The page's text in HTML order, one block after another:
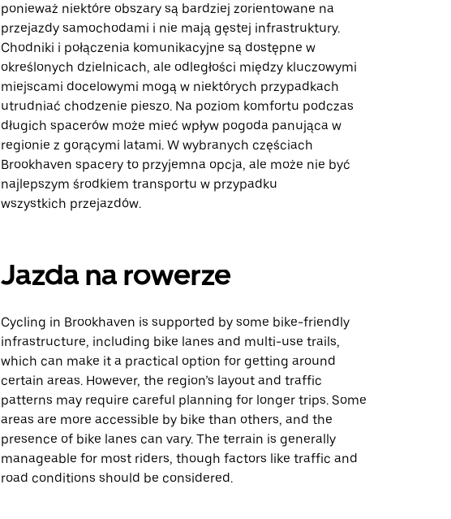
ponieważ niektóre obszary są bardziej zorientowane na
przejazdy samochodami i nie mają gęstej infrastruktury.
Chodniki i połączenia komunikacyjne są dostępne w
określonych dzielnicach, ale odległości między kluczowymi
miejscami docelowymi mogą w niektórych przypadkach
utrudniać chodzenie pieszo. Na poziom komfortu podczas
długich spacerów może mieć wpływ pogoda panująca w
regionie z gorącymi latami. W wybranych częściach
Brookhaven spacery to przyjemna opcja, ale może nie być
najlepszym środkiem transportu w przypadku
wszystkich przejazdów.
Jazda na rowerze
Cycling in Brookhaven is supported by some bike-friendly
infrastructure, including bike lanes and multi-use trails,
which can make it a practical option for getting around
certain areas. However, the region’s layout and traffic
patterns may require careful planning for longer trips. Some
areas are more accessible by bike than others, and the
presence of bike lanes can vary. The terrain is generally
manageable for most riders, though factors like traffic and
road conditions should be considered.